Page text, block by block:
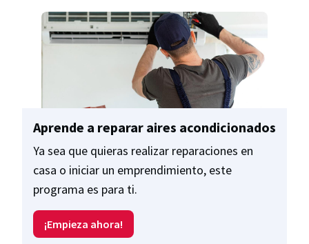
Aprende a reparar aires acondicionados
Ya sea que quieras realizar reparaciones en
casa o iniciar un emprendimiento, este
programa es para ti.
¡Empieza ahora!